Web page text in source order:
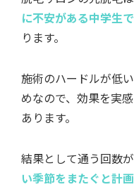
に不安がある中学生
ります。
施術のハードルが低
めなので、効果を実
あります。
結果として通う回数
い季節をまたぐと計